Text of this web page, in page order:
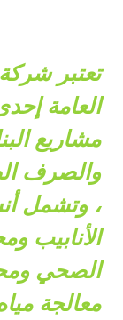
تعتبر
العامة
مشاريع
والصرف
، وتشمل
الأنابيب
الصحي
معالجة